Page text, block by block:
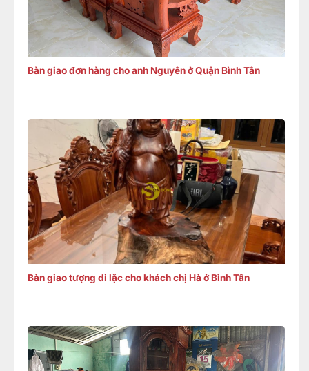
Bàn giao đơn hàng cho anh Nguyên ở Quận Bình Tân
Bàn giao tượng di lặc cho khách chị Hà ở Bình Tân